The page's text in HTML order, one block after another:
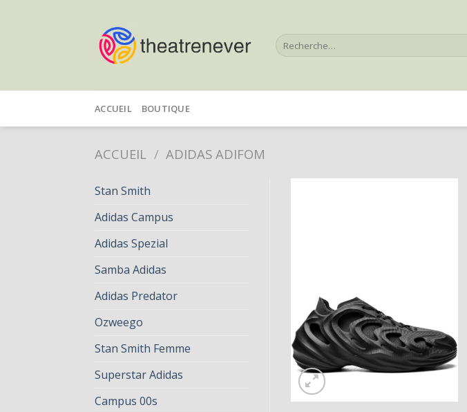
Recherche
pour :
ACCUEIL BOUTIQUE
ACCUEIL / ADIDAS ADIFOM
Stan Smith
Adidas Campus
Adidas Spezial
Samba Adidas
Adidas Predator
Ozweego
Stan Smith Femme
Superstar Adidas
Campus 00s